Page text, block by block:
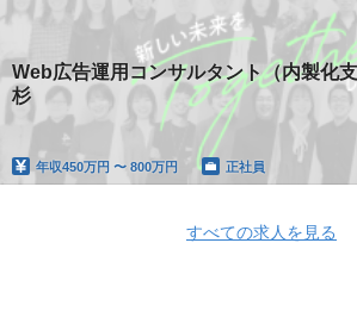
Web広告運用コンサルタント（内製化
杉
年収450万円 〜 800万円 正社員
すべての求人を見る